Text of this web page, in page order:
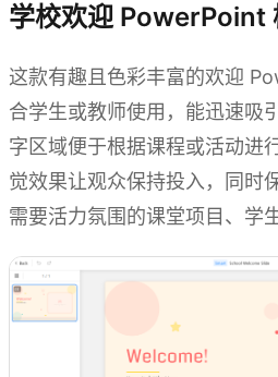
学校欢迎 PowerPoint
这款有趣且色彩丰富的欢迎
合学生或教师使用，能迅速吸
字区域便于根据课程或活动进
觉效果让观众保持投入，同时
需要活力氛围的课堂项目、学